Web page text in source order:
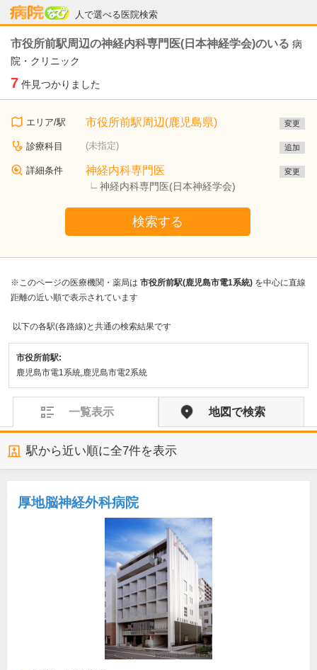
人で選べる医院検索
病院なび
市役所前駅周辺の神経内科専門医(日本神経学会)のいる 病
院・クリニック
7 件見つかりました
エリア/駅 市役所前駅周辺(鹿児島県) 変更
診療科目 (未指定) 追加
詳細条件 神経内科専門医
神経内科専門医(日本神経学会)
変更
検索する
※このページの医療機関・薬局は 市役所前駅(鹿児島市電1系統) を中心に直線
距離の近い順で表示されています
以下の各駅(各路線)と共通の検索結果です
市役所前駅:
鹿児島市電1系統,鹿児島市電2系統
一覧表示 地図で検索
駅から近い順に全7件を表示
厚地脳神経外科病院